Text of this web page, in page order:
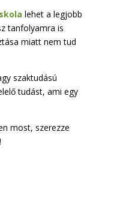
lehet a legjobb
tanfolyamra is
miatt nem tud
szaktudású
tudást, ami egy
most, szerezze